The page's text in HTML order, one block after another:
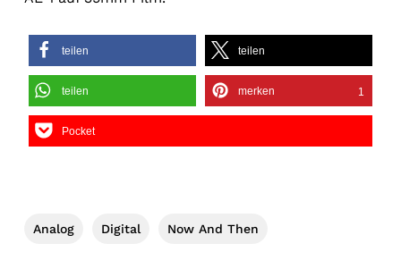
teilen teilen
teilen merken 1
Pocket
Analog Digital Now And Then